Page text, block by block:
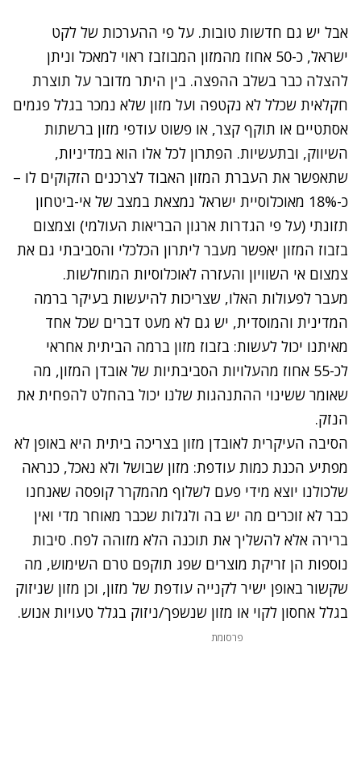
אבל יש גם חדשות טובות. על פי ההערכות של לקט
ישראל, כ-50 אחוז מהמזון המבוזבז ראוי למאכל וניתן
להצלה כבר בשלב ההפצה. בין היתר מדובר על תוצרת
חקלאית שכלל לא נקטפה ועל מזון שלא נמכר בגלל פגמים
אסתטיים או תוקף קצר, או פשוט עודפי מזון ברשתות
השיווק, ובתעשיות. הפתרון לכל אלו הוא במדיניות,
שתאפשר את העברת המזון האבוד לצרכנים הזקוקים לו –
כ-18% מאוכלוסיית ישראל נמצאת במצב של אי-ביטחון
תזונתי (על פי הגדרות ארגון הבריאות העולמי) וצמצום
בזבוז המזון יאפשר מעבר ליתרון הכלכלי והסביבתי גם את
צמצום אי השוויון והעזרה לאוכלוסיות המוחלשות.
מעבר לפעולות האלו, שצריכות להיעשות בעיקר ברמה
המדינית והמוסדית, יש גם לא מעט דברים שכל אחד
מאיתנו יכול לעשות: בזבוז מזון ברמה הביתית אחראי
לכ-55 אחוז מהעלויות הסביבתיות של אובדן המזון, מה
שאומר ששינוי ההתנהגות שלנו יכול בהחלט להפחית את
הנזק.
הסיבה העיקרית לאובדן מזון בצריכה ביתית היא באופן לא
מפתיע הכנת כמות עודפת: מזון שבושל ולא נאכל, כנראה
שלכולנו יוצא מידי פעם לשלוף מהמקרר קופסה שאנחנו
כבר לא זוכרים מה יש בה ולגלות שכבר מאוחר מדי ואין
ברירה אלא להשליך את תוכנה הלא מזוהה לפח. סיבות
נוספות הן זריקת מוצרים שפג תוקפם טרם השימוש, מה
שקשור באופן ישיר לקנייה עודפת של מזון, וכן מזון שניזוק
בגלל אחסון לקוי או מזון שנשפך/ניזוק בגלל טעויות אנוש.
פרסומת